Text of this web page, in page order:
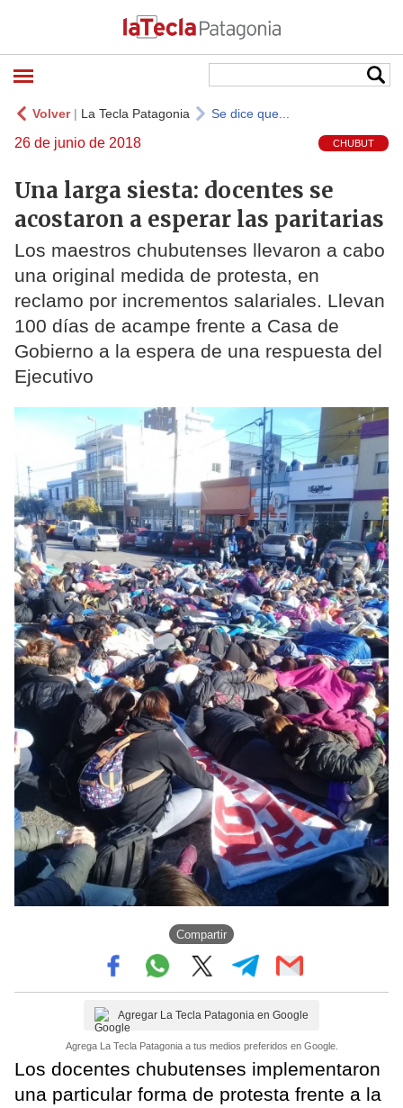
Volver| La Tecla Patagonia Se dice que...
26 de junio de 2018 CHUBUT
Una larga siesta: docentes se
acostaron a esperar las paritarias
Los maestros chubutenses llevaron a cabo
una original medida de protesta, en
reclamo por incrementos salariales. Llevan
100 días de acampe frente a Casa de
Gobierno a la espera de una respuesta del
Ejecutivo
Compartir
Agregar La Tecla Patagonia en Google
Agrega La Tecla Patagonia a tus medios preferidos en Google.
Los docentes chubutenses implementaron
una particular forma de protesta frente a la